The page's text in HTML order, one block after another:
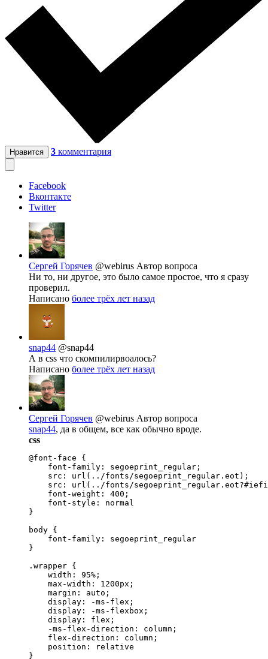
Нравится 3 комментария
Facebook
Вконтакте
Twitter
Сергей Горячев @webirus Автор вопроса
Ни то, ни другое, это было самое простое, что я сразу
проверил.
Написано более трёх лет назад
snap44 @snap44
А в css что скомпилирвоалось?
Написано более трёх лет назад
Сергей Горячев @webirus Автор вопроса
snap44, да в общем, все как обычно вроде.
css
@font-face {
    font-family: segoeprint_regular;
    src: url(../fonts/segoeprint_regular.eot);
src: url(../fonts/
    font-weight: 400;
    font-style: normal
}
body {
    font-family: segoeprint_regular
}
.wrapper {
    width: 95%;
    max-width: 1200px;
    margin: auto;
    display: -ms-flex;
    display: -ms-flexbox;
    display: flex;
    -ms-flex-direction: column;
    flex-direction: column;
    position: relative
}